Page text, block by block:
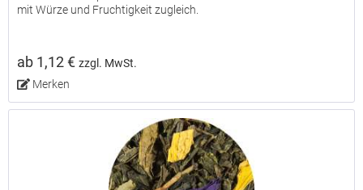
mit Würze und Fruchtigkeit zugleich.
ab 1,12 €zzgl. MwSt.
Merken